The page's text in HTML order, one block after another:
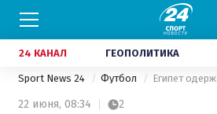
24 КАНАЛ ГЕОПОЛИТИКА
Sport News 24 Футбол
22 июня, 08:34 2